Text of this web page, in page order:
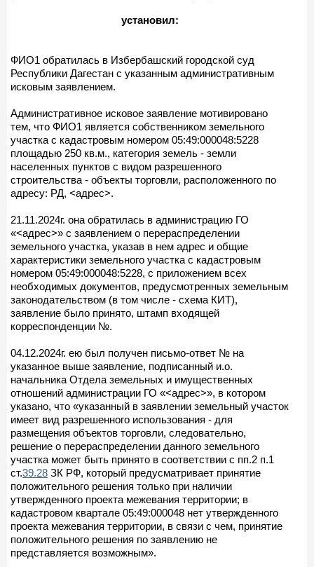
установил:
ФИО1 обратилась в Избербашский городской суд
Республики Дагестан с указанным административным
исковым заявлением.
Административное исковое заявление мотивировано
тем, что ФИО1 является собственником земельного
участка с кадастровым номером 05:49:000048:5228
площадью 250 кв.м., категория земель - земли
населенных пунктов с видом разрешенного
строительства - объекты торговли, расположенного по
адресу: РД, <адрес>.
21.11.2024г. она обратилась в администрацию ГО
«<адрес>» с заявлением о перераспределении
земельного участка, указав в нем адрес и общие
характеристики земельного участка с кадастровым
номером 05:49:000048:5228, с приложением всех
необходимых документов, предусмотренных земельным
законодательством (в том числе - схема КИТ),
заявление было принято, штамп входящей
корреспонденции №.
04.12.2024г. ею был получен письмо-ответ № на
указанное выше заявление, подписанный и.о.
начальника Отдела земельных и имущественных
отношений администрации ГО «<адрес>», в котором
указано, что «указанный в заявлении земельный участок
имеет вид разрешенного использования - для
размещения объектов торговли, следовательно,
решение о перераспределении данного земельного
участка может быть принято в соответствии с пп.2 п.1
ст.39.28 ЗК РФ, который предусматривает принятие
положительного решения только при наличии
утвержденного проекта межевания территории; в
кадастровом квартале 05:49:000048 нет утвержденного
проекта межевания территории, в связи с чем, принятие
положительного решения по заявлению не
представляется возможным».